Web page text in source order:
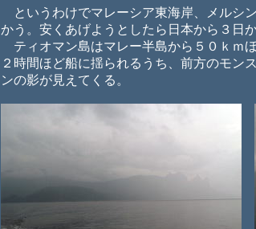
というわけでマレーシア東海岸、メルシ
かう。安くあげようとしたら日本から３日
ティオマン島はマレー半島から５０ｋｍ
２時間ほど船に揺られるうち、前方のモン
ンの影が見えてくる。